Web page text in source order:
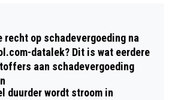
recht op schadevergoeding na
datalek? Dit is wat eerdere
aan schadevergoeding
duurder wordt stroom in